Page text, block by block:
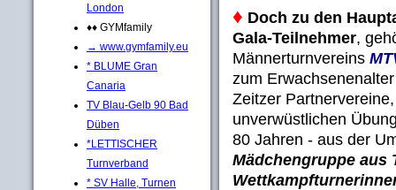
London
♦♦ GYMfamily
→ www.gymfamily.eu
* BLUME Gran
Canaria
TV Blau-Gelb 90 Bad
Düben
*LETTISCHER
Turnverband
* SV Halle, Turnen
♦ Doch zu den
Gala-Teilnehmer,
Männerturnvereins
zum
Zeitzer
unverwüstlichen
80 Jahren - aus der
Mädchengruppe aus